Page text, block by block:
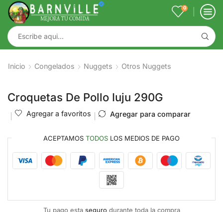
0
Inicio Congelados Nuggets Otros Nuggets
Croquetas De Pollo Iuju 290G
Agregar a favoritos Agregar para comparar
ACEPTAMOS TODOS LOS MEDIOS DE PAGO
Tu pago esta segurodurante toda la compra